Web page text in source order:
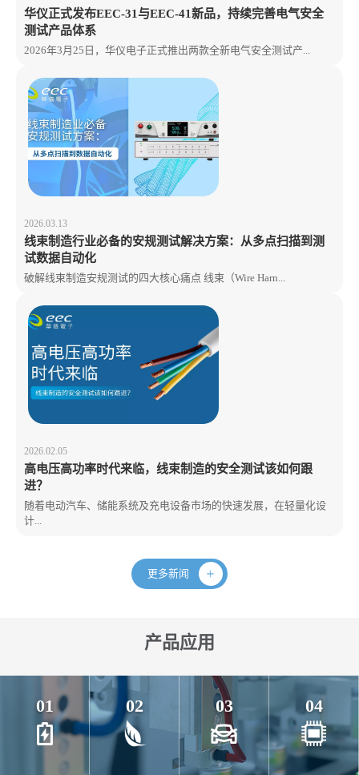
华仪正式发布EEC-31与EEC-41新品，持续完善电气安全
测试产品体系
2026年3月25日，华仪电子正式推出两款全新电气安全测试产...
2026.03.13
线束制造行业必备的安规测试解决方案：从多点扫描到测
试数据自动化
破解线束制造安规测试的四大核心痛点 线束（Wire Harn...
2026.02.05
高电压高功率时代来临，线束制造的安全测试该如何跟
进？
随着电动汽车、储能系统及充电设备市场的快速发展，在轻量化设
计...
更多新闻
产品应用
01 02 03 04